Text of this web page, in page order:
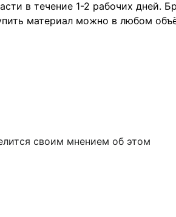
в течение 1-2 рабочих дней.
материал можно в любом
своим мнением об этом